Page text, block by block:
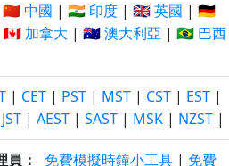
🇨🇳 中國 | 🇮🇳 印度 | 🇬🇧 英國 | 🇩🇪
🇨🇦 加拿大 | 🇦🇺 澳大利亞 | 🇧🇷 巴西
| CET | PST | MST | CST | EST |
JST | AEST | SAST | MSK | NZST |
員： 免費模擬時鐘小工具 | 免費